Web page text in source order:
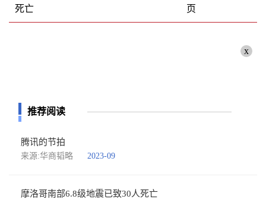
死亡
页
x
推荐阅读
腾讯的节拍
来源:华商韬略 2023-09
摩洛哥南部6.8级地震已致30人死亡